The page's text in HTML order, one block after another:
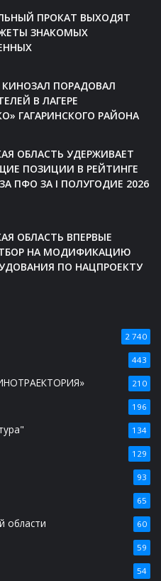
ПРОКАТ ВЫХОДЯТ
ЗНАКОМЫХ
ПОРАДОВАЛ
В ЛАГЕРЕ
ГАГАРИНСКОГО РАЙОНА
ОБЛАСТЬ УДЕРЖИВАЕТ
ПОЗИЦИИ В РЕЙТИНГЕ
ПФО ЗА I ПОЛУГОДИЕ 2026
ОБЛАСТЬ ВПЕРВЫЕ
НА МОДИФИКАЦИЮ
ПО НАЦПРОЕКТУ
2 740
443
210
196
134
129
93
65
области 60
59
54